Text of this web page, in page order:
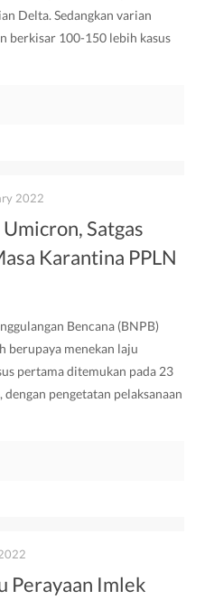
Delta. Sedangkan varian
berkisar 100-150 lebih kasus
2022
Satgas
Karantina PPLN
Bencana (BNPB)
berupaya menekan laju
pertama ditemukan pada 23
pengetatan pelaksanaan
Perayaan Imlek